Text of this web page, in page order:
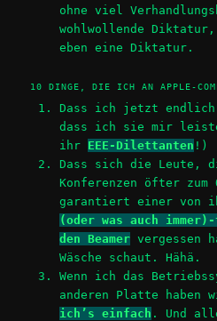
ohne viel
wohlwollende
eben eine Diktatur.
10 DINGE, DIE ICH AN APPLE-
Dass ich jetzt
dass ich sie mir
ihr EEE-Dilettanten !)
Dass sich die Leute,
Konferenzen öfter zum
garantiert einer von
(oder was auch
den Beamervergessen
Wäsche schaut. Hähä.
Wenn ich das
anderen Platte haben
ich’s einfach . Und